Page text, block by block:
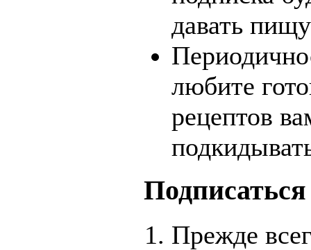
давать
любите
рецептов
Подписаться
Прежде